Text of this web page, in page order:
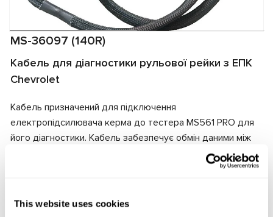
This website uses cookies
MS-36097 (140R)
Кабель для діагностики рульової рейки з ЕПК
Chevrolet
Кабель призначений для підключення
електропідсилювача керма до тестера MS561 PRO для
його діагностики. Кабель забезпечує обмін даними між
тестером і електропідсилювачем, а також подає
електричне живлення на агрегат. Завдяки відповідності
швидке та надійне підключення.